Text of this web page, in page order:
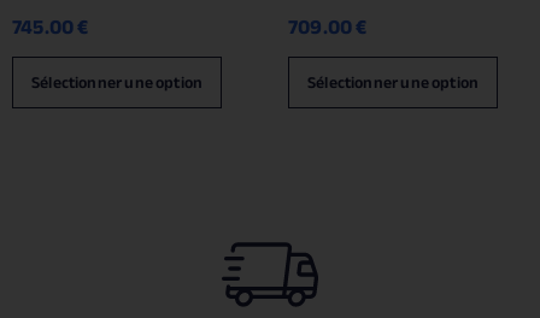
745.00€
Sélectionner une option
709.00€
Sélectionner une option